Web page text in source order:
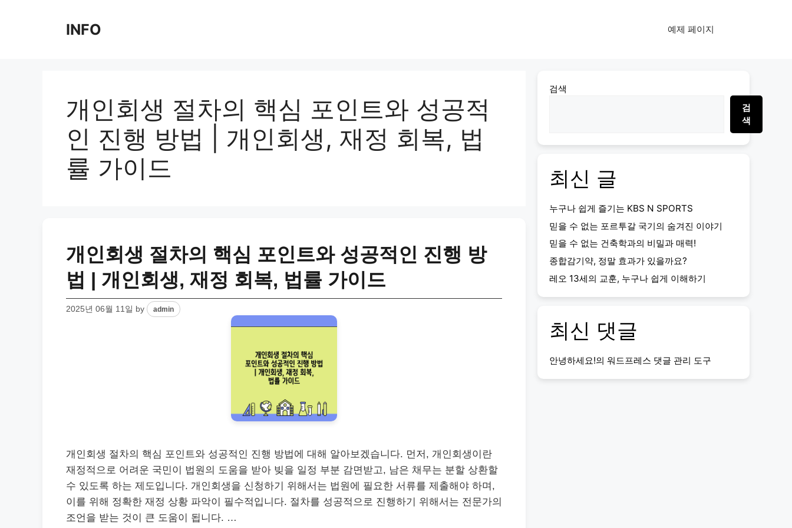
INFO 예제 페이지
개인회생 절차의 핵심 포인트와 성공적
인 진행 방법 | 개인회생, 재정 회복, 법
률 가이드
개인회생 절차의 핵심 포인트와 성공적인 진행 방
법 | 개인회생, 재정 회복, 법률 가이드
2025년 06월 11일 by admin
개인회생 절차의 핵심 포인트와 성공적인 진행 방법에 대해 알아보겠습니다. 먼저, 개인회생이란
재정적으로 어려운 국민이 법원의 도움을 받아 빚을 일정 부분 감면받고, 남은 채무는 분할 상환할
수 있도록 하는 제도입니다. 개인회생을 신청하기 위해서는 법원에 필요한 서류를 제출해야 하며,
이를 위해 정확한 재정 상황 파악이 필수적입니다. 절차를 성공적으로 진행하기 위해서는 전문가의
조언을 받는 것이 큰 도움이 됩니다. …
검색
검
색
최신 글
누구나 쉽게 즐기는 KBS N SPORTS
믿을 수 없는 포르투갈 국기의 숨겨진 이야기
믿을 수 없는 건축학과의 비밀과 매력!
종합감기약, 정말 효과가 있을까요?
레오 13세의 교훈, 누구나 쉽게 이해하기
최신 댓글
안녕하세요!의 워드프레스 댓글 관리 도구